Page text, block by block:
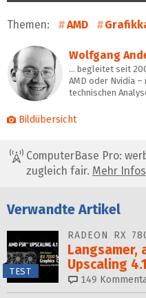
Themen: AMD
Wolfgang
… begleitet seit
AMD oder Nvidia
technischen
Bildübersicht
ComputerBase Pro:
zugleich fair. Mehr
Verwandte Artikel
TEST
RADEON RX
Langsamer,
Upscaling 4.1
149